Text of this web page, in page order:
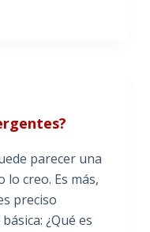
parecer una
lo creo. Es más,
preciso
¿Qué es